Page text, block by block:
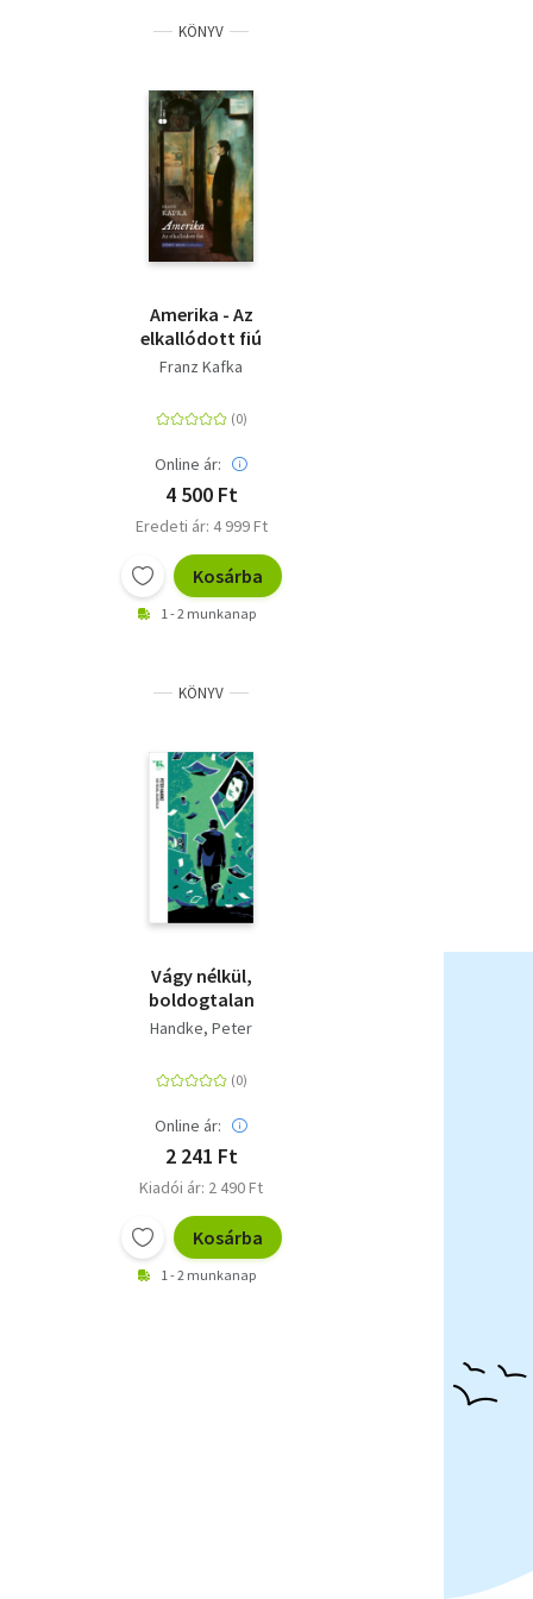
KÖNYV
Amerika - Az
elkallódott fiú
Franz Kafka
Online ár:
4 500 Ft
Eredeti ár: 4 999 Ft
Kosárba
1 - 2 munkanap
KÖNYV
Vágy nélkül,
boldogtalan
Handke, Peter
Online ár:
2 241 Ft
Kiadói ár: 2 490 Ft
Kosárba
1 - 2 munkanap